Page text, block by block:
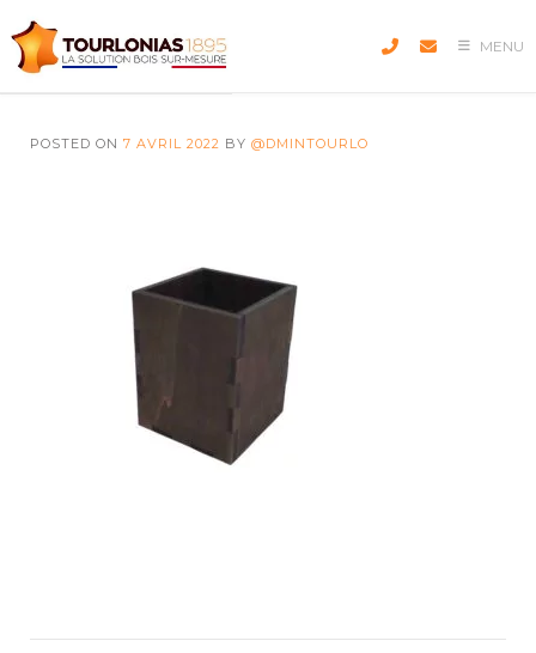
to
content
MENU
POSTED ON 7 AVRIL 2022 BY @DMINTOURLO